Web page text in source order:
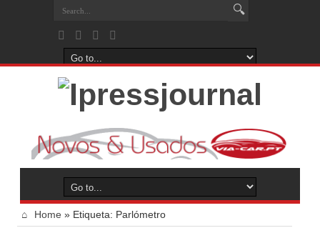
Home » Etiqueta: Parlómetro